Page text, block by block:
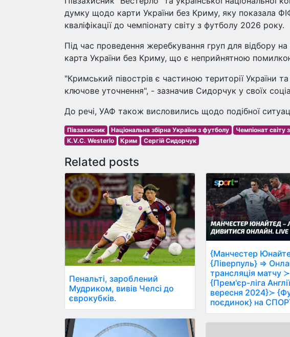
думку щодо карти України без Криму, яку показала
кваліфікації до чемпіонату світу з футболу 2026 року.
Під час проведення жеребкування груп для відбору
карта України без Криму, що є неприйнятною
"Кримський півострів є частиною території України
ключове уточнення", - зазначив Сидорчук у своїх
До речі, УАФ також висловились щодо подібної
Півзахисник Національна збірна України з футболу Чемпіонат світу
K.V.C. Westerlo
Крим Сергій Сидорчук
Related posts
Пенальті, зароблений
Мудриком, вивів Челсі до
єврокубків.
{Манчестер
{Ліверпуль} ⇒
трансляція матчу ≻
{Прем'єр-ліга
вересня 2024}≻
поєдинок} на